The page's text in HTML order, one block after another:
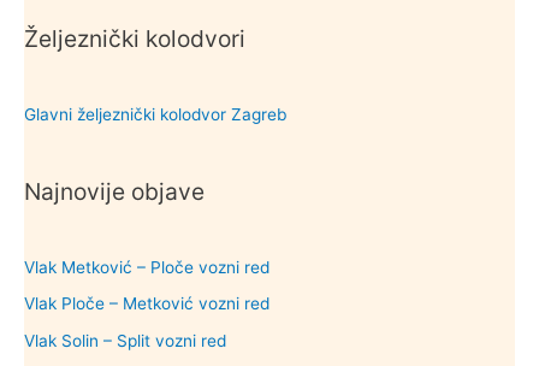
Željeznički kolodvori
Glavni željeznički kolodvor Zagreb
Najnovije objave
Vlak Metković – Ploče vozni red
Vlak Ploče – Metković vozni red
Vlak Solin – Split vozni red